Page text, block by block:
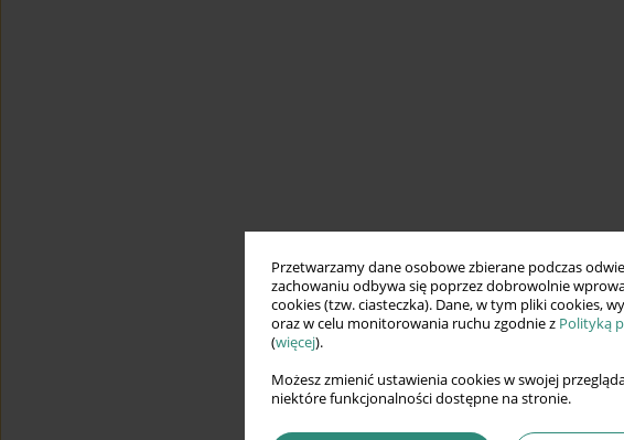
Przetwarzamy dane osobowe zbierane podczas
zachowaniu odbywa się poprzez dobrowolnie
cookies (tzw. ciasteczka). Dane, w tym pliki cookies,
oraz w celu monitorowania ruchu zgodnie z Polityką
(więcej).
Możesz zmienić ustawienia cookies w swojej
niektóre funkcjonalności dostępne na stronie.